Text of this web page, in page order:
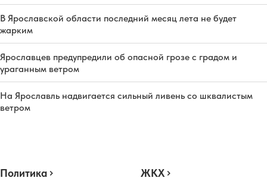
В Ярославской области последний месяц лета не будет
жарким
Ярославцев предупредили об опасной грозе с градом и
ураганным ветром
На Ярославль надвигается сильный ливень со шквалистым
ветром
Политика ЖКХ